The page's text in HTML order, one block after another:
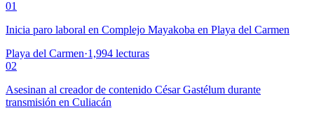
01
Inicia paro laboral en Complejo Mayakoba en Playa del Carmen
Playa del Carmen·1,994 lecturas
02
Asesinan al creador de contenido César Gastélum durante
transmisión en Culiacán